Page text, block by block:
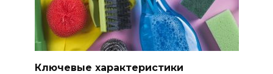
Ключевые характеристики